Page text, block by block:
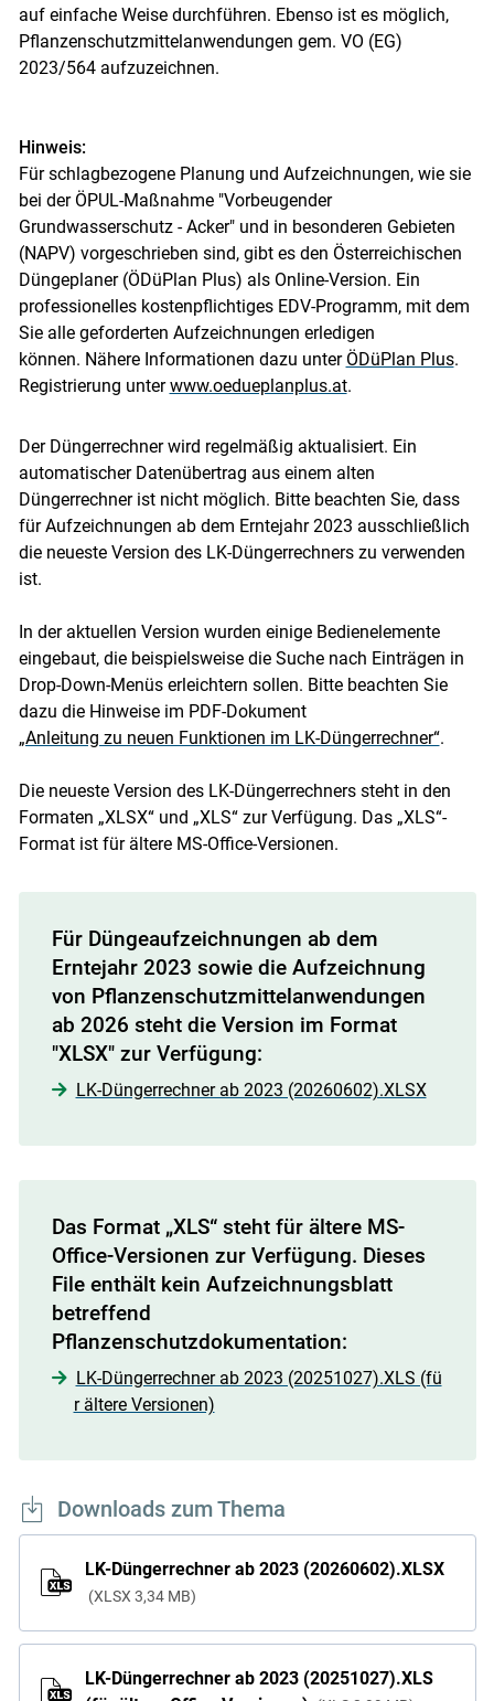
Skip to main content
auf einfache Weise durchführen. Ebenso ist es möglich,
Pflanzenschutzmittelanwendungen gem. VO (EG)
2023/564 aufzuzeichnen.
Hinweis:
Für schlagbezogene Planung und Aufzeichnungen, wie sie
bei der ÖPUL-Maßnahme "Vorbeugender
Grundwasserschutz - Acker" und in besonderen Gebieten
(NAPV) vorgeschrieben sind, gibt es den Österreichischen
Düngeplaner (ÖDüPlan Plus) als Online-Version. Ein
professionelles kostenpflichtiges EDV-Programm, mit dem
Sie alle geforderten Aufzeichnungen erledigen
können. Nähere Informationen dazu unter ÖDüPlan Plus.
Registrierung unterwww.oedueplanplus.at.
Der Düngerrechner wird regelmäßig aktualisiert. Ein
automatischer Datenübertrag aus einem alten
Düngerrechner ist nicht möglich. Bitte beachten Sie, dass
für Aufzeichnungen ab dem Erntejahr 2023 ausschließlich
die neueste Version des LK-Düngerrechners zu verwenden
ist.
In der aktuellen Version wurden einige Bedienelemente
eingebaut, die beispielsweise die Suche nach Einträgen in
Drop-Down-Menüs erleichtern sollen. Bitte beachten Sie
dazu die Hinweise im PDF-Dokument
„Anleitung zu neuen Funktionen im LK-Düngerrechner“.
Die neueste Version des LK-Düngerrechners steht in den
Formaten „XLSX“ und „XLS“ zur Verfügung. Das „XLS“-
Format ist für ältere MS-Office-Versionen.
Für Düngeaufzeichnungen ab dem
Erntejahr 2023 sowie die Aufzeichnung
von Pflanzenschutzmittelanwendungen
ab 2026 steht die Version im Format
"XLSX" zur Verfügung:
LK-Düngerrechner ab 2023 (20260602).XLSX
Das Format „XLS“ steht für ältere MS-
Office-Versionen zur Verfügung. Dieses
File enthält kein Aufzeichnungsblatt
betreffend
Pflanzenschutzdokumentation:
LK-Düngerrechner ab 2023 (20251027).XLS (fü
r ältere Versionen)
Downloads zum Thema
LK-Düngerrechner ab 2023 (20260602).XLSX
XLSX 3,34 MB
LK-Düngerrechner ab 2023 (20251027).XLS